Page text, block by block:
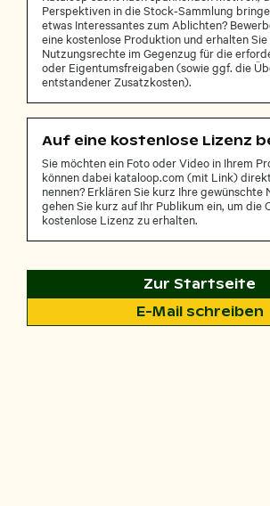
Perspektiven in die Stock-Sammlung
etwas Interessantes zum Ablichten?
eine kostenlose Produktion und erhalten
Nutzungsrechte im Gegenzug für die
oder Eigentumsfreigaben (sowie ggf. die
entstandener Zusatzkosten).
Auf eine kostenlose Lizenz
Sie möchten ein Foto oder Video in Ihrem
können dabei kataloop.com (mit Link)
nennen? Erklären Sie kurz Ihre gewünschte
gehen Sie kurz auf Ihr Publikum ein, um die
kostenlose Lizenz zu erhalten.
Zur Startseite
E-Mail schreiben